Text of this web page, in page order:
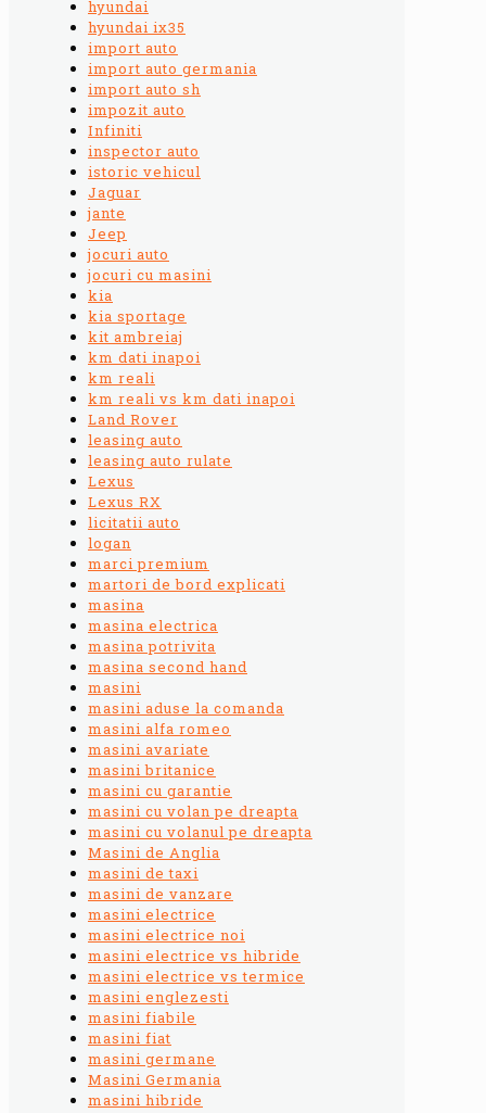
hyundai
hyundai ix35
import auto
import auto germania
import auto sh
impozit auto
Infiniti
inspector auto
istoric vehicul
Jaguar
jante
Jeep
jocuri auto
jocuri cu masini
kia
kia sportage
kit ambreiaj
km dati inapoi
km reali
km reali vs km dati inapoi
Land Rover
leasing auto
leasing auto rulate
Lexus
Lexus RX
licitatii auto
logan
marci premium
martori de bord explicati
masina
masina electrica
masina potrivita
masina second hand
masini
masini aduse la comanda
masini alfa romeo
masini avariate
masini britanice
masini cu garantie
masini cu volan pe dreapta
masini cu volanul pe dreapta
Masini de Anglia
masini de taxi
masini de vanzare
masini electrice
masini electrice noi
masini electrice vs hibride
masini electrice vs termice
masini englezesti
masini fiabile
masini fiat
masini germane
Masini Germania
masini hibride